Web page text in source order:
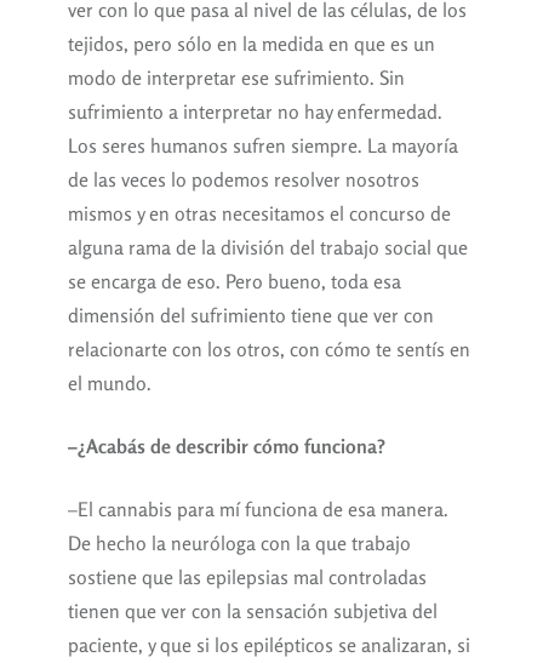
ver con lo que pasa al nivel de las células, de los
tejidos, pero sólo en la medida en que es un
modo de interpretar ese sufrimiento. Sin
sufrimiento a interpretar no hay enfermedad.
Los seres humanos sufren siempre. La mayoría
de las veces lo podemos resolver nosotros
mismos y en otras necesitamos el concurso de
alguna rama de la división del trabajo social que
se encarga de eso. Pero bueno, toda esa
dimensión del sufrimiento tiene que ver con
relacionarte con los otros, con cómo te sentís en
el mundo.
–¿Acabás de describir cómo funciona?
–El cannabis para mí funciona de esa manera.
De hecho la neuróloga con la que trabajo
sostiene que las epilepsias mal controladas
tienen que ver con la sensación subjetiva del
paciente, y que si los epilépticos se analizaran, si